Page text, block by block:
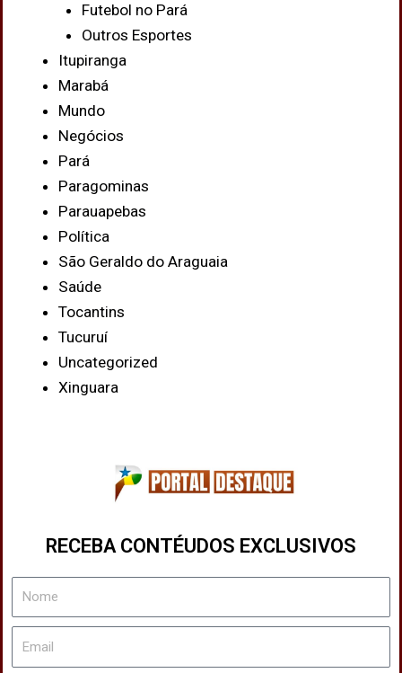
Futebol no Pará
Outros Esportes
Itupiranga
Marabá
Mundo
Negócios
Pará
Paragominas
Parauapebas
Política
São Geraldo do Araguaia
Saúde
Tocantins
Tucuruí
Uncategorized
Xinguara
RECEBA CONTÉUDOS EXCLUSIVOS
Nome
Email